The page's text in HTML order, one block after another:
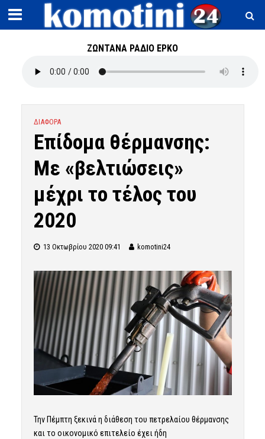
ΖΩΝΤΑΝΑ ΡΑΔΙΟ ΕΡΚΟ
ΔΙΑΦΟΡΑ
Επίδομα θέρμανσης:
Με «βελτιώσεις»
μέχρι το τέλος του
2020
13 Οκτωβρίου 2020 09:41 komotini24
Την Πέμπτη ξεκινά η διάθεση του πετρελαίου θέρμανσης
και το οικονομικό επιτελείο έχει ήδη